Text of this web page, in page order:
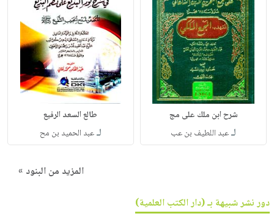
شرح ابن ملك على مج
لـعبد اللطيف بن عب
طالع السعد الرفيع
لـعبد الحميد بن مح
المزيد من البنود »
دور نشر شبيهة بـ (دار الكتب العلمية)